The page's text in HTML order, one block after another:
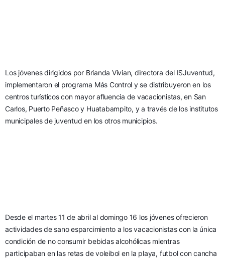
Los jóvenes dirigidos por Brianda Vivian, directora del ISJuventud,
implementaron el programa Más Control y se distribuyeron en los
centros turísticos con mayor afluencia de vacacionistas, en San
Carlos, Puerto Peñasco y Huatabampito, y a través de los institutos
municipales de juventud en los otros municipios.
Desde el martes 11 de abril al domingo 16 los jóvenes ofrecieron
actividades de sano esparcimiento a los vacacionistas con la única
condición de no consumir bebidas alcohólicas mientras
participaban en las retas de voleibol en la playa, futbol con cancha